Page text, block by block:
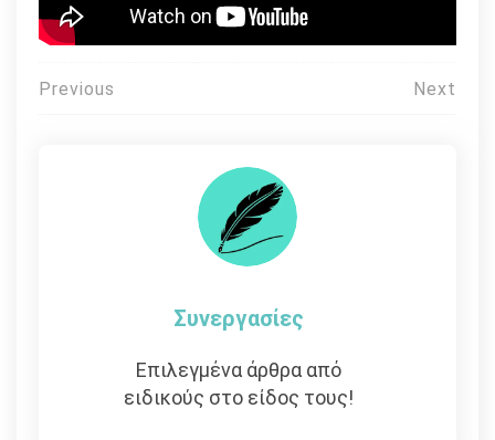
Πλοήγηση
Previous Next
Συνεργασίες
Επιλεγμένα άρθρα από
ειδικούς στο είδος τους!